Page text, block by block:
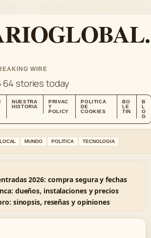
WIRE
64 stories today
NUESTRA
HISTORIA
PRIVAC
Y
POLICY
POLITICA
DE
COOKIES
BO
LE
TIN
B
L
O
G
LOCAL MUNDO POLITICA TECNOLOGIA
2026: compra segura y fechas
dueños, instalaciones y precios
sinopsis, reseñas y opiniones